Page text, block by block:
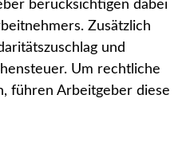
berücksichtigen dabei
Zusätzlich
und
Um rechtliche
führen Arbeitgeber diese